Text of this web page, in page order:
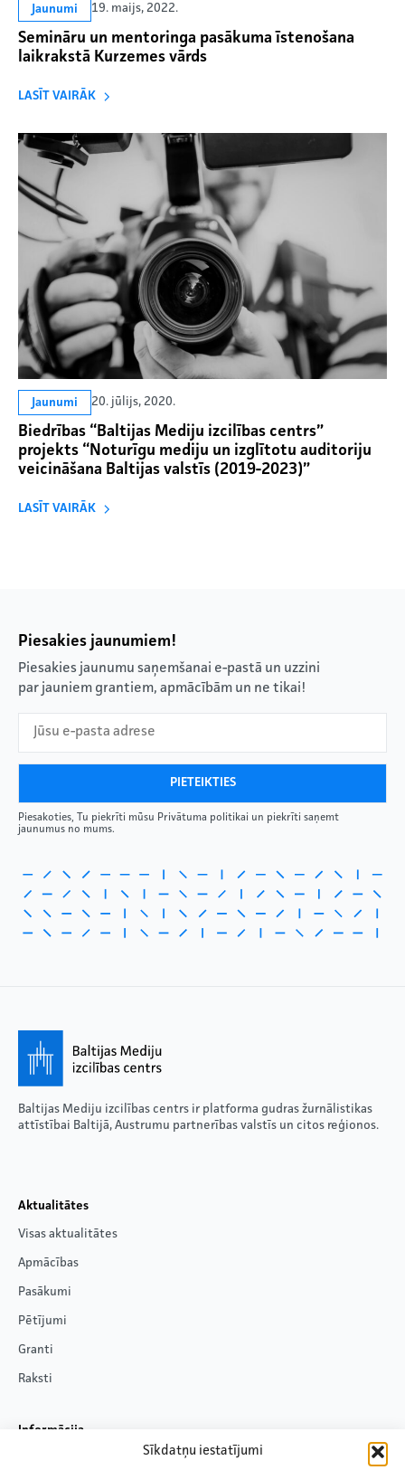
Sīkdatņu iestatījumi
Jaunumi 19. maijs, 2022.
Semināru un mentoringa pasākuma īstenošana
laikrakstā Kurzemes vārds
LASĪT VAIRĀK
Jaunumi 20. jūlijs, 2020.
Biedrības “Baltijas Mediju izcilības centrs”
projekts “Noturīgu mediju un izglītotu auditoriju
veicināšana Baltijas valstīs (2019-2023)”
LASĪT VAIRĀK
Piesakies jaunumiem!
Piesakies jaunumu saņemšanai e-pastā un uzzini
par jauniem grantiem, apmācībām un ne tikai!
Piesakoties, Tu piekrīti mūsu Privātuma politikai un piekrīti saņemt
jaunumus no mums.
Baltijas Mediju izcilības centrs ir platforma gudras žurnālistikas
attīstībai Baltijā, Austrumu partnerības valstīs un citos reģionos.
Aktualitātes
Visas aktualitātes
Apmācības
Pasākumi
Pētījumi
Granti
Raksti
Informācija